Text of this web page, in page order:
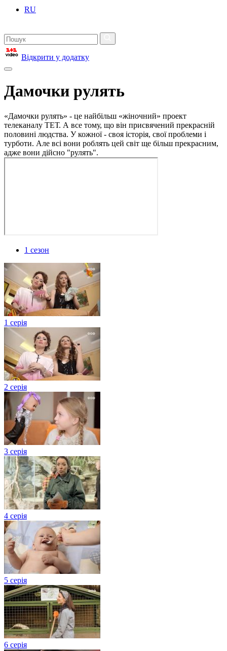
RU
Відкрити у додатку
Дамочки рулять
«Дамочки рулять» - це найбільш «жіночний» проект
телеканалу ТЕТ. А все тому, що він присвячений прекрасній
половині людства. У кожної - своя історія, свої проблеми і
турботи. Але всі вони роблять цей світ ще більш прекрасним,
адже вони дійсно "рулять".
1 сезон
1 серія
2 серія
3 серія
4 серія
5 серія
6 серія